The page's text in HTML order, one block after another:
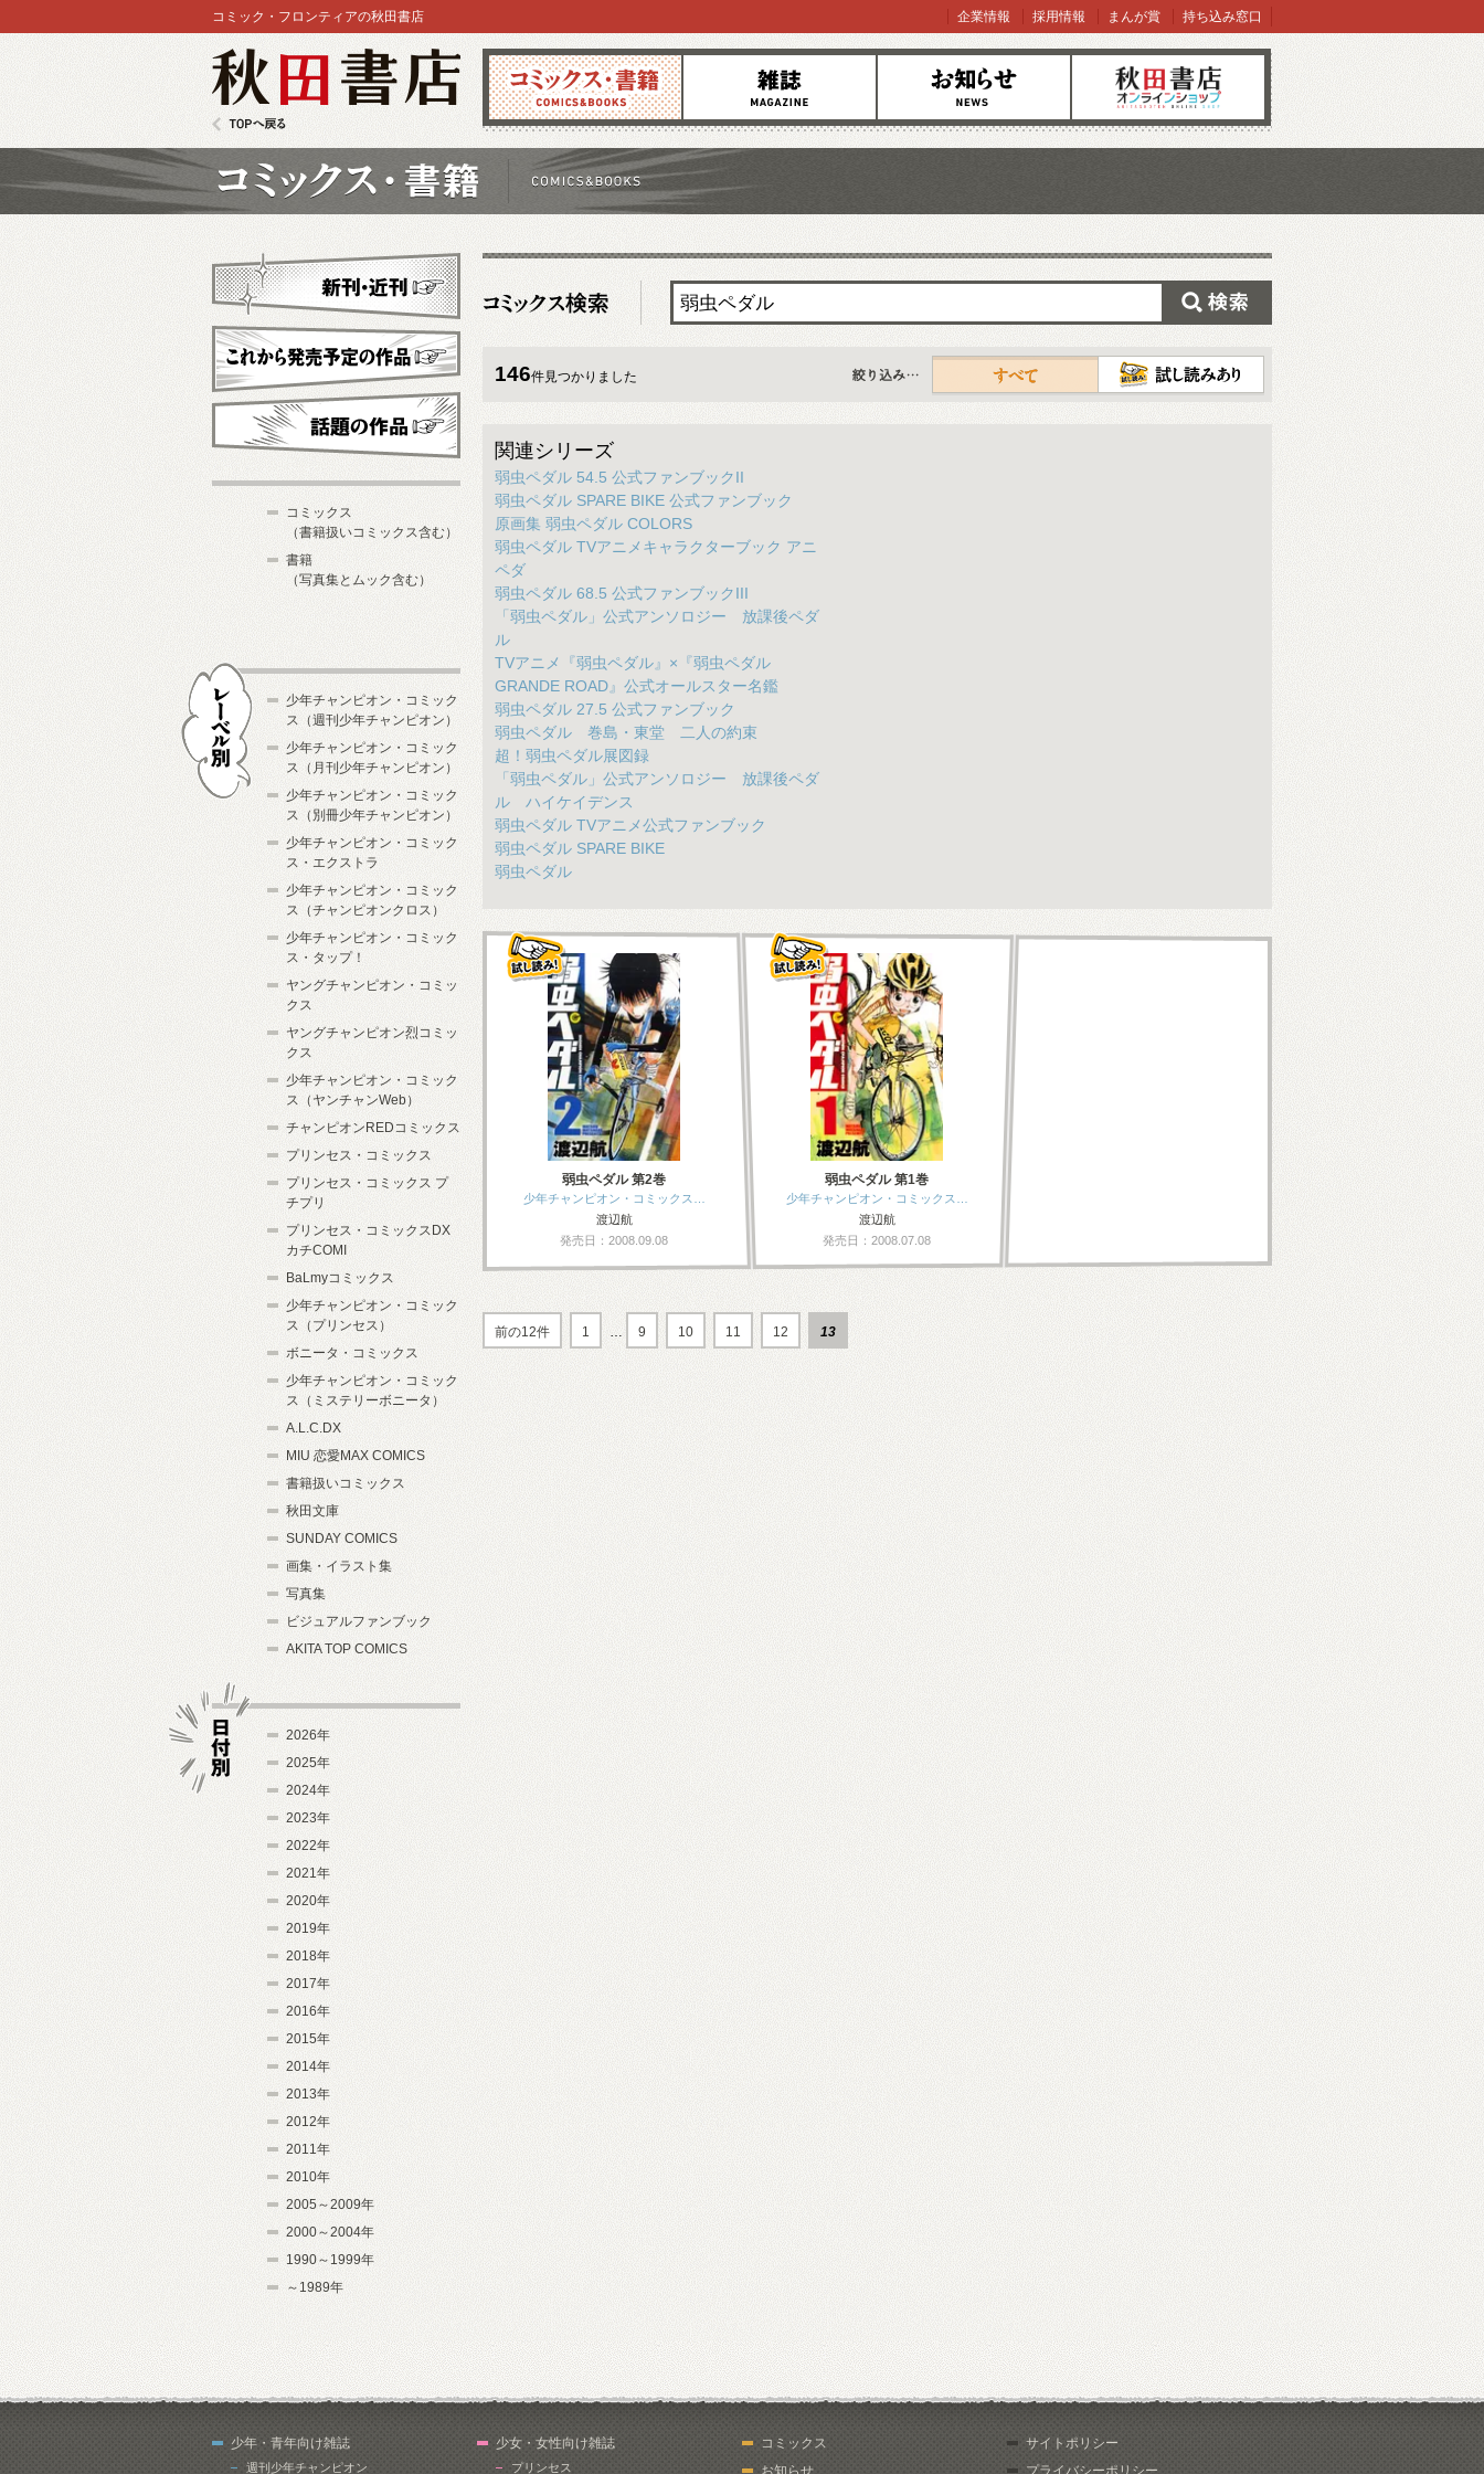
コミックス 雑誌 お知らせ オンラインショップ
コミック・フロンティアの秋田書店 企業情報 採用情報 まんが賞 持ち込み窓口
146件見つかりました
すべて
関連シリーズ
弱虫ペダル 54.5 公式ファンブックII
弱虫ペダル SPARE BIKE 公式ファンブック
原画集 弱虫ペダル COLORS
弱虫ペダル TVアニメキャラクターブック アニ
ペダ
弱虫ペダル 68.5 公式ファンブックIII
「弱虫ペダル」公式アンソロジー 放課後ペダ
ル
TVアニメ『弱虫ペダル』×『弱虫ペダル
GRANDE ROAD』公式オールスター名鑑
弱虫ペダル 27.5 公式ファンブック
弱虫ペダル 巻島・東堂 二人の約束
超！弱虫ペダル展図録
「弱虫ペダル」公式アンソロジー 放課後ペダ
ル ハイケイデンス
弱虫ペダル TVアニメ公式ファンブック
弱虫ペダル SPARE BIKE
弱虫ペダル
弱虫ペダル 第2巻
少年チャンピオン・コミックス…
渡辺航
発売日：2008.09.08
弱虫ペダル 第1巻
少年チャンピオン・コミックス…
渡辺航
発売日：2008.07.08
前の12件 1 … 9 10 11 12 13
新刊・近刊
これから発売予定
コミックス
（書籍扱いコミックス含む）
書籍
（写真集とムック含む）
少年チャンピオン・コミック
ス（週刊少年チャンピオン）
少年チャンピオン・コミック
ス（月刊少年チャンピオン）
少年チャンピオン・コミック
ス（別冊少年チャンピオン）
少年チャンピオン・コミック
ス・エクストラ
少年チャンピオン・コミック
ス（チャンピオンクロス）
少年チャンピオン・コミック
ス・タップ！
ヤングチャンピオン・コミッ
クス
ヤングチャンピオン烈コミッ
クス
少年チャンピオン・コミック
ス（ヤンチャンWeb）
チャンピオンREDコミックス
プリンセス・コミックス
プリンセス・コミックス プ
チプリ
プリンセス・コミックスDX
カチCOMI
BaLmyコミックス
少年チャンピオン・コミック
ス（プリンセス）
ボニータ・コミックス
少年チャンピオン・コミック
ス（ミステリーボニータ）
A.L.C.DX
MIU 恋愛MAX COMICS
書籍扱いコミックス
秋田文庫
SUNDAY COMICS
画集・イラスト集
写真集
ビジュアルファンブック
AKITA TOP COMICS
2026年
2025年
2024年
2023年
2022年
2021年
2020年
2019年
2018年
2017年
2016年
2015年
2014年
2013年
2012年
2011年
2010年
2005～2009年
2000～2004年
1990～1999年
～1989年
少年・青年向け雑誌
週刊少年チャンピオン
少女・女性向け雑誌
プリンセス
コミックス
お知らせ
サイトポリシー
プライバシーポリシー